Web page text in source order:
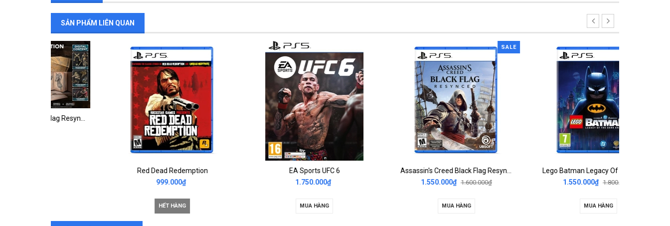
SẢN PHẨM LIÊN QUAN
Red Dead Redemption
EA Sports UFC 6
SALE
Assassin's Creed Black Flag Resynced
1.600.000₫
SALE
Lego Batman Legacy Of The Dark Knight
1.800.000₫